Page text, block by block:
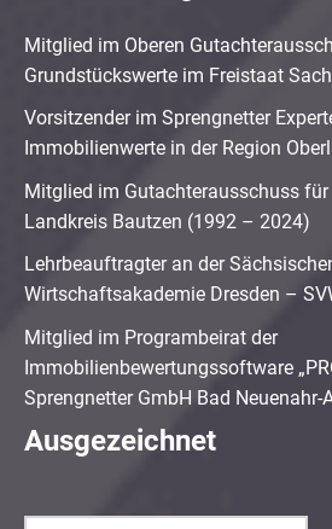
Mitglied im Oberen
Grundstückswerte im Freistaat
Vorsitzender im Sprengnetter
Immobilienwerte in der Region
Mitglied im Gutachterausschuss
Landkreis Bautzen (1992 – 2024)
Lehrbeauftragter an der
Wirtschaftsakademie Dresden –
Mitglied im Programbeirat der
Immobilienbewertungssoftware
Sprengnetter GmbH Bad Neuenahr-
Ausgezeichnet